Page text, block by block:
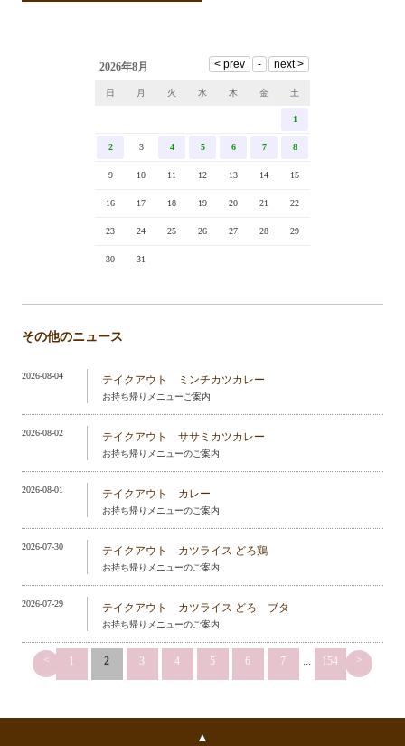
2026年8月
日 月 火 水 木 金 土
1
2 3 4 5 6 7 8
9 10 11 12 13 14 15
16 17 18 19 20 21 22
23 24 25 26 27 28 29
30 31
その他のニュース
2026-08-04 テイクアウト ミンチカツカレー
お持ち帰りメニューご案内
2026-08-02 テイクアウト ササミカツカレー
お持ち帰りメニューのご案内
2026-08-01 テイクアウト カレー
お持ち帰りメニューのご案内
2026-07-30 テイクアウト カツライス どろ鶏
お持ち帰りメニューのご案内
2026-07-29 テイクアウト カツライス どろ ブタ
お持ち帰りメニューのご案内
< 1 2 3 4 5 6 7 ... 154 >
▲